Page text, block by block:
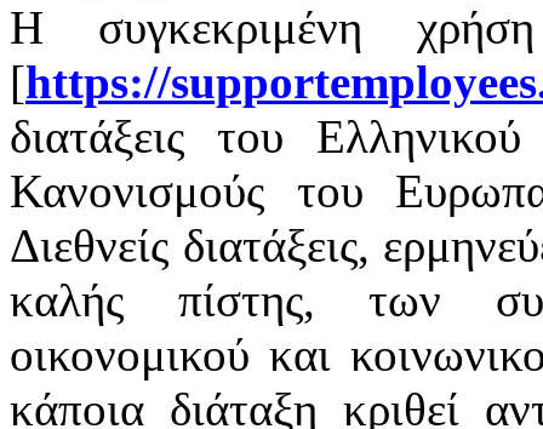
Η συγκεκριμένη
[https://supportemployees
διατάξεις του
Κανονισμούς του
Διεθνείς διατάξεις,
καλής πίστης, των
οικονομικού και
κάποια διάταξη κριθεί